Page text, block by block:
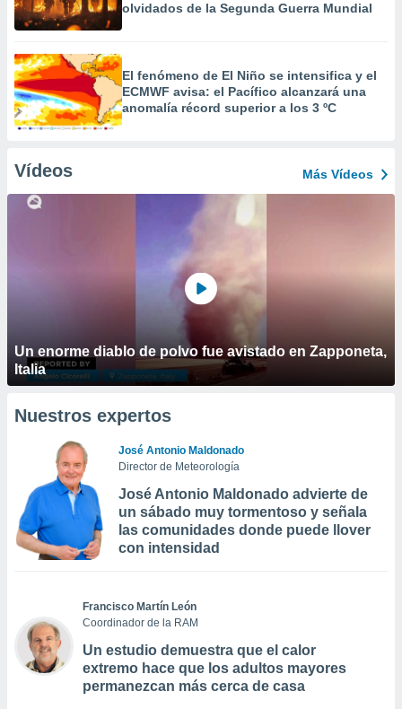
olvidados de la Segunda Guerra Mundial
El fenómeno de El Niño se intensifica y el
ECMWF avisa: el Pacífico alcanzará una
anomalía récord superior a los 3 ºC
Vídeos Más Vídeos
Un enorme diablo de polvo fue avistado en Zapponeta,
Italia
Nuestros expertos
José Antonio Maldonado
Director de Meteorología
José Antonio Maldonado advierte de
un sábado muy tormentoso y señala
las comunidades donde puede llover
con intensidad
Francisco Martín León
Coordinador de la RAM
Un estudio demuestra que el calor
extremo hace que los adultos mayores
permanezcan más cerca de casa